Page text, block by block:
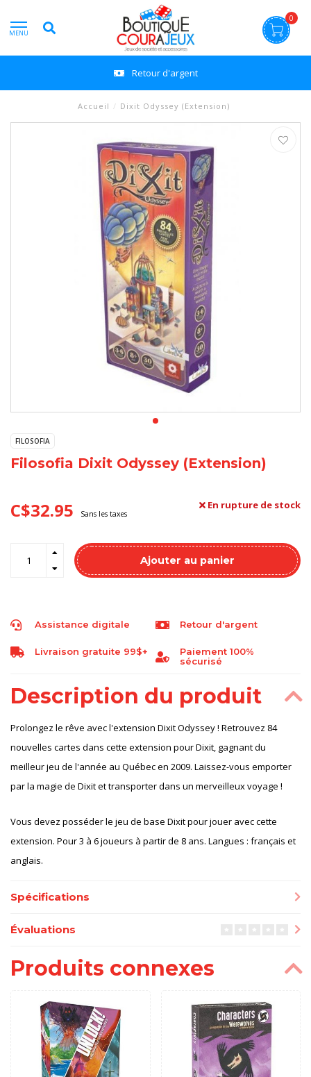
MENU
0
Retour d'argent
Accueil / Dixit Odyssey (Extension)
FILOSOFIA
Filosofia Dixit Odyssey (Extension)
C$32.95 Sans les taxes
En rupture de stock
Ajouter au panier
Assistance digitale Retour d'argent
Livraison gratuite 99$+
Paiement 100%
sécurisé
Description du produit
Prolongez le rêve avec l'extension Dixit Odyssey ! Retrouvez 84
nouvelles cartes dans cette extension pour Dixit, gagnant du
meilleur jeu de l'année au Québec en 2009. Laissez-vous emporter
par la magie de Dixit et transporter dans un merveilleux voyage !
Vous devez posséder le jeu de base Dixit pour jouer avec cette
extension. Pour 3 à 6 joueurs à partir de 8 ans. Langues : français et
anglais.
Spécifications
Évaluations
Produits connexes